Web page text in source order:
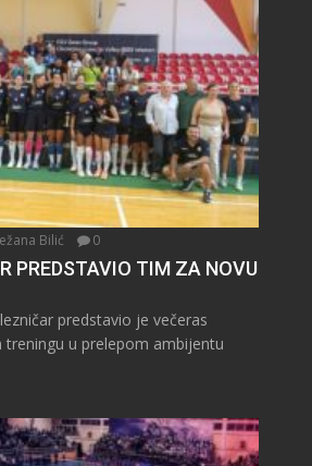
Bilić 0
PREDSTAVIO TIM ZA NOVU
predstavio je večeras
u prelepom ambijentu